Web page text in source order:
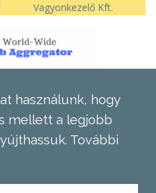
Vagyonkezelő Kft.
használunk, hogy
mellett a legjobb
További